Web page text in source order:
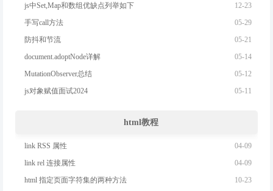
js中Set,Map和数组优缺点列举如下 12-23
手写call方法 05-29
防抖和节流 05-21
document.adoptNode详解 05-14
MutationObserver总结 05-12
js对象赋值面试2024 05-11
html教程
link RSS 属性 04-09
link rel 连接属性 04-09
html 指定页面字符集的两种方法 10-23